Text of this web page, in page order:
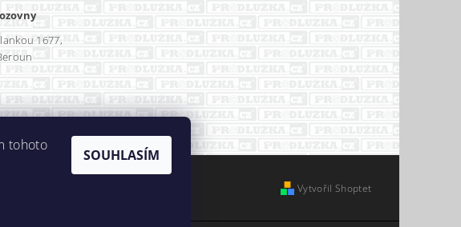
1677,
Vytvořil Shoptet
tohoto
SOUHLASÍM